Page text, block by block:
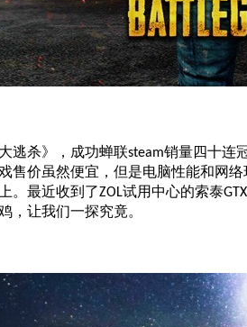
逃杀》，成功蝉联steam销量四十连
售价虽然便宜，但是电脑性能和网
。最近收到了ZOL试用中心的索泰
，让我们一探究竟。